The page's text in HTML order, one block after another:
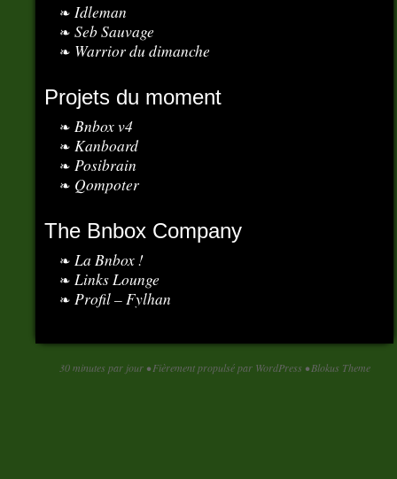
Idleman
Seb Sauvage
Warrior du dimanche
Projets du moment
Bnbox v4
Kanboard
Posibrain
Qompoter
The Bnbox Company
La Bnbox !
Links Lounge
Profil – Fylhan
30 minutes par jour •Fièrement propulsé par WordPress •Blokus Theme